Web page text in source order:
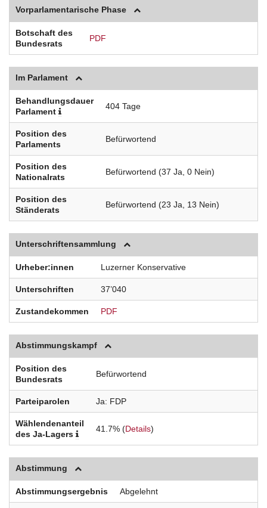
Vorparlamentarische Phase
Botschaft des
Bundesrats
PDF
Im Parlament
Behandlungsdauer
Parlament
404 Tage
Position des
Parlaments
Befürwortend
Position des
Nationalrats
Befürwortend (37 Ja, 0 Nein)
Position des
Ständerats
Befürwortend (23 Ja, 13 Nein)
Unterschriftensammlung
Urheber:innen Luzerner Konservative
Unterschriften 37’040
Zustandekommen PDF
Abstimmungskampf
Position des
Bundesrats
Befürwortend
Parteiparolen Ja FDP
Wählendenanteil
des Ja-Lagers
41.7% (Details)
Abstimmung
Abstimmungsergebnis Abgelehnt